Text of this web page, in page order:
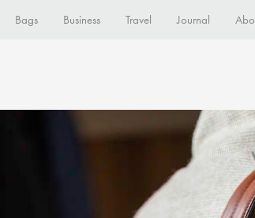
Bags Business Travel Journal